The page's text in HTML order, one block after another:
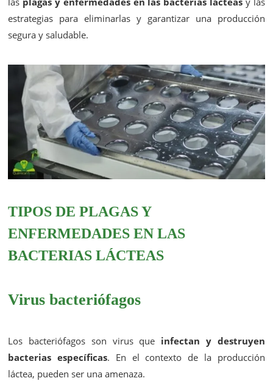
estrategias para eliminarlas y garantizar una producción
segura y saludable.
TIPOS DE PLAGAS Y
ENFERMEDADES EN LAS
BACTERIAS LÁCTEAS
Virus bacteriófagos
Los bacteriófagos son virus que infectan y destruyen
bacterias específicas. En el contexto de la producción
láctea, pueden ser una amenaza.